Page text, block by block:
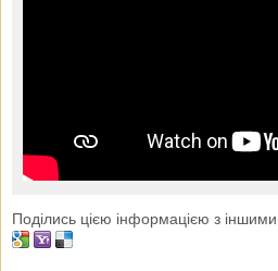
Поділись цією інформацією з іншими